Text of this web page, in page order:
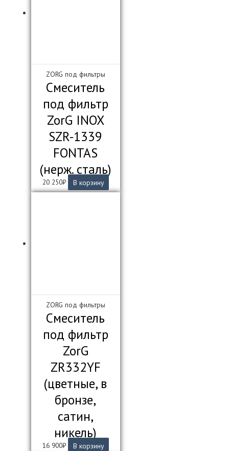
ZORG под фильтры
Смеситель
под фильтр
ZorG INOX
SZR-1339
FONTAS
(нерж. сталь)
20 250₽ В корзину
ZORG под фильтры
Смеситель
под фильтр
ZorG
ZR332YF
(цветные, в
бронзе,
сатин,
никель)
16 900₽ В корзину